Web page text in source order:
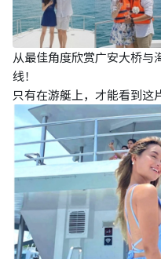
从最佳角度欣赏广安大桥与
线！
只有在游艇上，才能看到这